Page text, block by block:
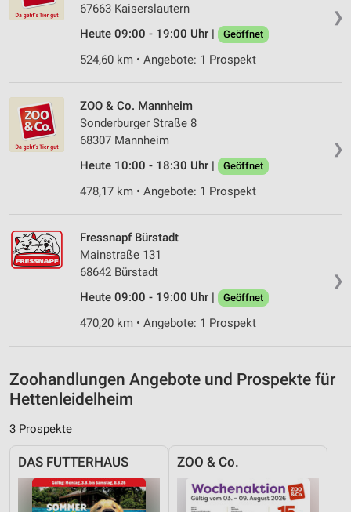
❯
67663 Kaiserslautern
Heute 09:00 - 19:00 Uhr |
Geöffnet
524,60 km • Angebote: 1 Prospekt
❯
ZOO & Co. Mannheim
Sonderburger Straße 8
68307 Mannheim
Heute 10:00 - 18:30 Uhr |
Geöffnet
478,17 km • Angebote: 1 Prospekt
❯
Fressnapf Bürstadt
Mainstraße 131
68642 Bürstadt
Heute 09:00 - 19:00 Uhr |
Geöffnet
470,20 km • Angebote: 1 Prospekt
Zoohandlungen Angebote und Prospekte für
Hettenleidelheim
3 Prospekte
DAS FUTTERHAUS ZOO & Co.
Verwendung von Profilen zur Auswahl
personalisierter Werbung
Erstellung von Profilen zur Personalisierung
von Inhalten
Verwendung von Profilen zur Auswahl
personalisierter Inhalte
Messung der Werbeleistung
Messung der Performance von Inhalten
Quellen
Entwicklung und Verbesserung der Angebote
Verwendung reduzierter Daten zur Auswahl von
Geräte anhand von aktiv angeforderten
Informationen identifizieren
Nicht-IAB-Verarbeitungszwecke:
Notwendig
Performance